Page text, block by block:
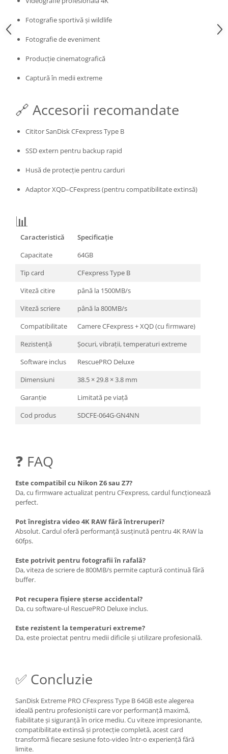
Fotografie sportivă și wildlife
Fotografie de eveniment
Producție cinematografică
Captură în medii extreme
🔗 Accesorii recomandate
Cititor SanDisk CFexpress Type B
SSD extern pentru backup rapid
Husă de protecție pentru carduri
Adaptor XQD–CFexpress (pentru compatibilitate extinsă)
📊
Caracteristică
Specificație
Capacitate
64GB
Tip card
CFexpress Type B
Viteză citire
până la 1500MB/s
Viteză scriere
până la 800MB/s
Compatibilitate
Camere CFexpress + XQD (cu firmware)
Rezistență
Șocuri, vibrații, temperaturi extreme
Software inclus
RescuePRO Deluxe
Dimensiuni
38.5 × 29.8 × 3.8 mm
Garanție
Limitată pe viață
Cod produs
SDCFE-064G-GN4NN
❓ FAQ
Este compatibil cu Nikon Z6 sau Z7?
Da, cu firmware actualizat pentru CFexpress, cardul funcționează
perfect.
Pot înregistra video 4K RAW fără întreruperi?
Absolut. Cardul oferă performanță susținută pentru 4K RAW la
60fps.
Este potrivit pentru fotografii în rafală?
Da, viteza de scriere de 800MB/s permite captură continuă fără
buffer.
Pot recupera fișiere șterse accidental?
Da, cu software-ul RescuePRO Deluxe inclus.
Este rezistent la temperaturi extreme?
Da, este proiectat pentru medii dificile și utilizare profesională.
✅ Concluzie
SanDisk Extreme PRO CFexpress Type B 64GB este alegerea
ideală pentru profesioniștii care vor performanță maximă,
fiabilitate și siguranță în orice mediu. Cu viteze impresionante,
compatibilitate extinsă și protecție completă, acest card
transformă fiecare sesiune foto-video într-o experiență fără
limite.